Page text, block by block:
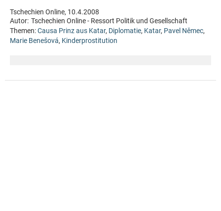
Tschechien Online, 10.4.2008
Autor: Tschechien Online - Ressort Politik und Gesellschaft
Themen:Causa Prinz aus Katar, Diplomatie, Katar, Pavel Němec,
Marie Benešová, Kinderprostitution